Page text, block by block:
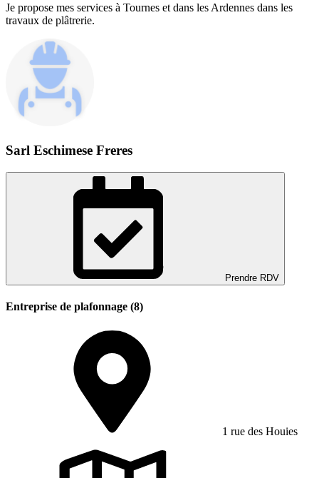
Je propose mes services à Tournes et dans les Ardennes dans les
travaux de plâtrerie.
Sarl Eschimese Freres
Prendre RDV
Entreprise de plafonnage (8)
1 rue des Houies